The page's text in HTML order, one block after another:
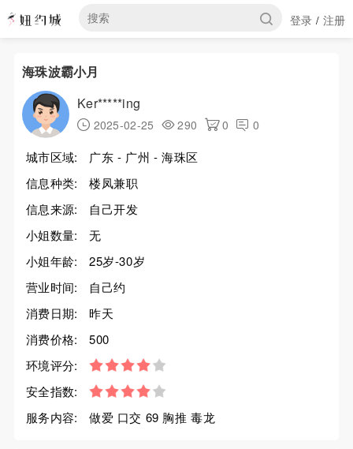
登录 / 注册
海珠波霸小月
Ker*****ing
2025-02-25 290 0 0
城市区域:
广东 - 广州 - 海珠区
信息种类:
楼凤兼职
信息来源:
自己开发
小姐数量:
无
小姐年龄:
25岁-30岁
营业时间:
自己约
消费日期:
昨天
消费价格:
500
环境评分:
安全指数:
服务内容:
做爱 口交 69 胸推 毒龙